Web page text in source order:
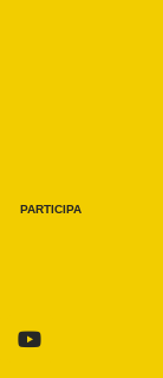
PARTICIPA